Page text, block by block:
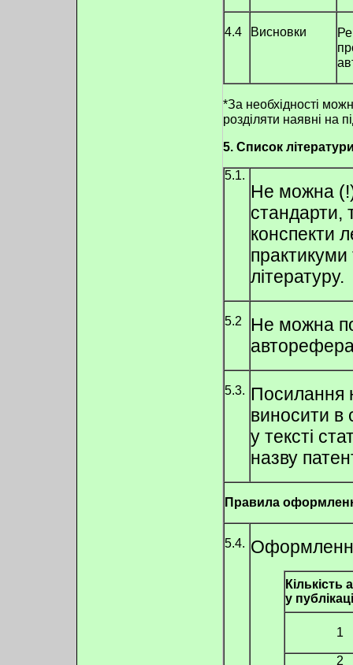
4.4 Висновки
*За необхідності
розділяти наявні на
5. Список
5.1.
Не можна (!)
стандарти,
конспекти
практикуми
літературу.
5.2
Не можна
5.3. Посилання
виносити в
у тексті
назву
Правила
5.4.
Кількість
у
1
2